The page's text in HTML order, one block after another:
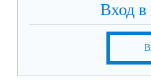
Вход в